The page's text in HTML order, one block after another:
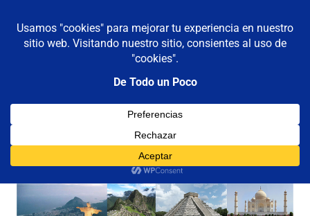
contenido
De todo un poco
Reflexiones,
Viajes
MENÚ
Categoría:Maravillas